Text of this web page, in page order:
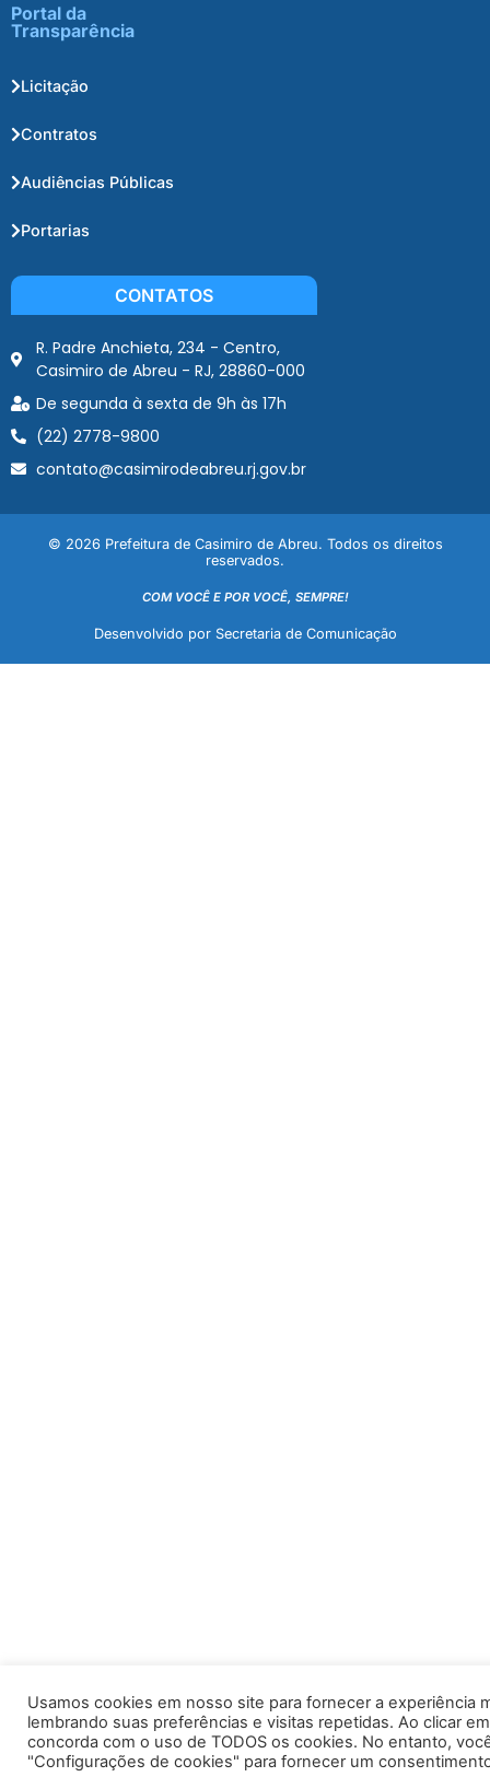
Portal da
Transparência
Licitação
Contratos
Audiências Públicas
Portarias
CONTATOS
R. Padre Anchieta, 234 - Centro,
Casimiro de Abreu - RJ, 28860-000
De segunda à sexta de 9h às 17h
(22) 2778-9800
contato@casimirodeabreu.rj.gov.br
© 2026 Prefeitura de Casimiro de Abreu. Todos os direitos
reservados.
COM VOCÊ E POR VOCÊ, SEMPRE!
Desenvolvido por Secretaria de Comunicação
Usamos cookies em nosso site para fornecer a experiência
lembrando suas preferências e visitas repetidas. Ao clicar
concorda com o uso de TODOS os cookies. No entanto,
"Configurações de cookies" para fornecer um